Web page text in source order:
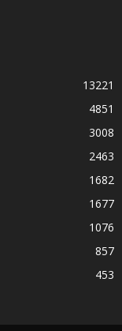
13221
4851
3008
2463
1682
1677
1076
857
453